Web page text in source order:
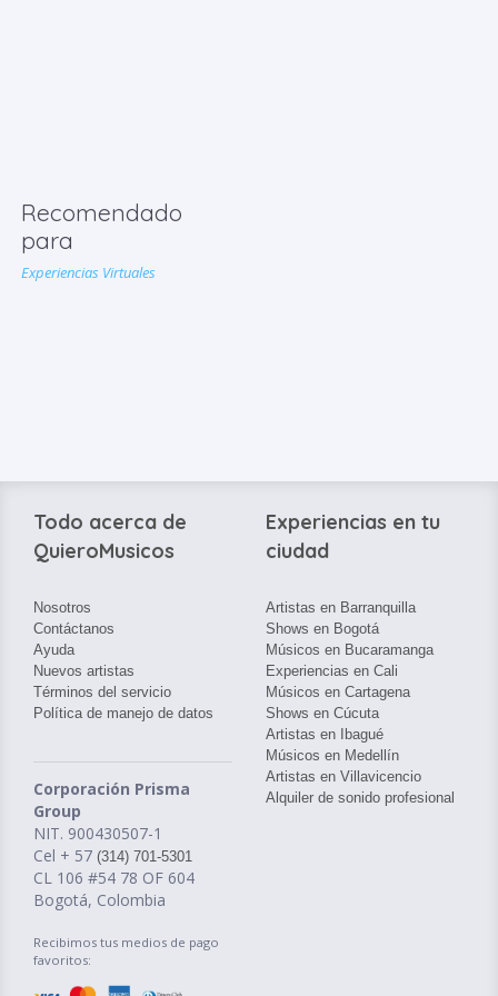
Recomendado
para
Experiencias Virtuales
Todo acerca de
QuieroMusicos
Nosotros
Contáctanos
Ayuda
Nuevos artistas
Términos del servicio
Política de manejo de datos
Corporación Prisma
Group
NIT. 900430507-1
Cel + 57 (314) 701-5301
CL 106 #54 78 OF 604
Bogotá, Colombia
Recibimos tus medios de pago
favoritos:
Experiencias en tu
ciudad
Artistas en Barranquilla
Shows en Bogotá
Músicos en Bucaramanga
Experiencias en Cali
Músicos en Cartagena
Shows en Cúcuta
Artistas en Ibagué
Músicos en Medellín
Artistas en Villavicencio
Alquiler de sonido profesional